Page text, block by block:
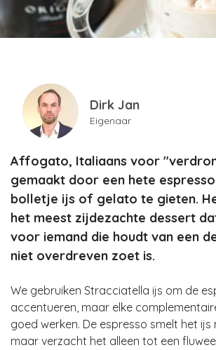
Dirk Jan
Eigenaar
Affogato, Italiaans voor
gemaakt door een hete
bolletje ijs of gelato te gieten.
het meest zijdezachte dessert
voor iemand die houdt van een
niet overdreven zoet is.
We gebruiken Stracciatella ijs om de
accentueren, maar elke
goed werken. De espresso smelt het ijs
maar verzacht het alleen tot een